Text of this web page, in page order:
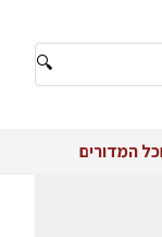
🔍
כל המדורים